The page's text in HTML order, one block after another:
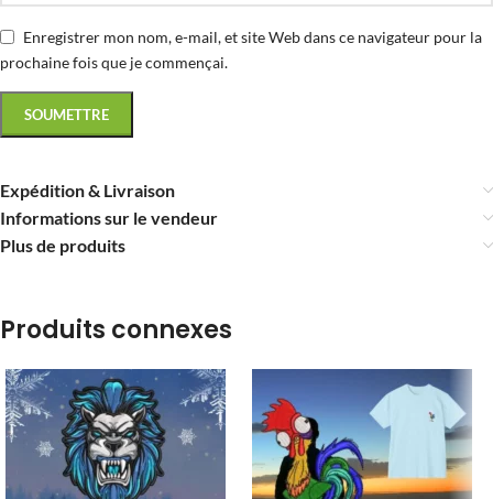
Enregistrer mon nom, e-mail, et site Web dans ce navigateur pour la
prochaine fois que je commençai.
Expédition & Livraison
Informations sur le vendeur
Plus de produits
Produits connexes